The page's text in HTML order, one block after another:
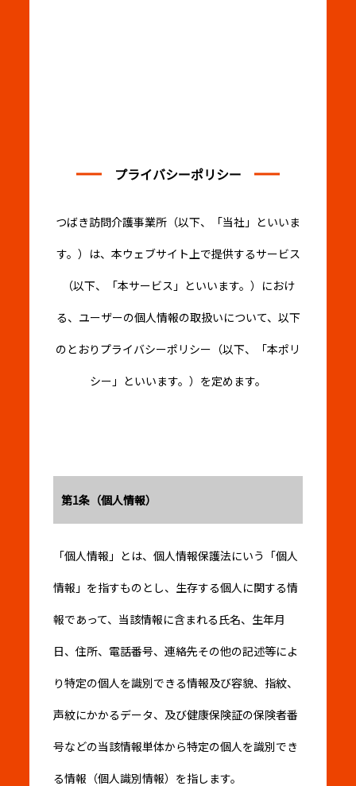
プライバシーポリシー
つばき訪問介護事業所（以下、「当社」といいま
す。）は、本ウェブサイト上で提供するサービス
（以下、「本サービス」といいます。）におけ
る、 ユーザーの個人情報の取扱いについて、以下
のとおりプライバシーポリシー（以下、「本ポリ
シー」といいます。）を定めます。
第1条（個人情報）
「個人情報」とは、個人情報保護法にいう「個人
情報」を指すものとし、生存する個人に関する情
報であって、当該情報に含まれる氏名、生年月
日、住所、電話番号、連絡先その他の記述等によ
り特定の個人を識別できる情報及び容貌、指紋、
声紋にかかるデータ、及び健康保険証の保険者番
号などの当該情報単体から特定の個人を識別でき
る情報（個人識別情報）を指します。